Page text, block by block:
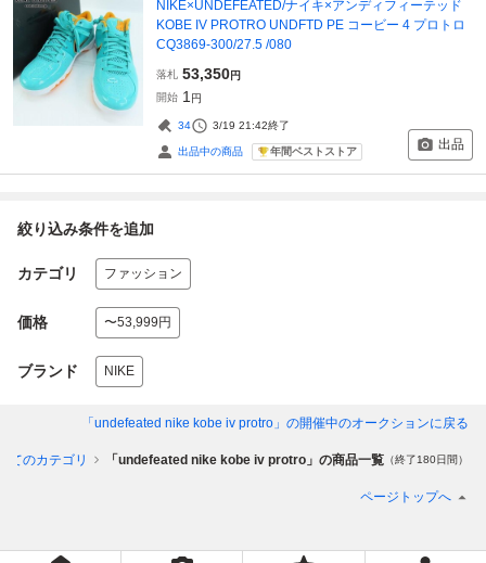
NIKE×UNDEFEATED/ナイキ×アンディフィーテッド
KOBE IV PROTRO UNDFTD PE コービー 4 プロトロ
CQ3869-300/27.5 /080
落札 53,350円
開始 1 円
34 3/19 21:42終了
出品中の商品 年間ベストストア 出品
絞り込み条件を追加
カテゴリ ファッション
価格 〜53,999円
ブランド NIKE
「undefeated nike kobe iv protro」 の開催中のオークションに戻る
てのカテゴリ 「undefeated nike kobe iv protro」の商品一覧 （終了180日間）
ページトップへ